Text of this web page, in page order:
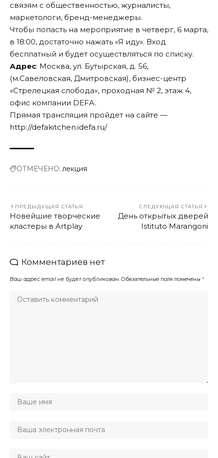
связям с общественностью, журналисты,
маркетологи, бренд-менеджеры.
Чтобы попасть на мероприятие в четверг, 6 марта,
в 18:00, достаточно нажать «Я иду». Вход
бесплатный и будет осуществляться по списку.
Адрес: Москва, ул. Бутырская, д. 56,
(м.Савеловская, Дмитровская), бизнес-центр
«Стрелецкая слобода», проходная № 2, этаж 4,
офис компании DEFA.
Прямая трансляция пройдет на сайте —
http://defakitchen.idefa.ru/
ОТМЕЧЕНО: лекция
ПРЕДЫДУЩАЯ СТАТЬЯ
Новейшие творческие
кластеры в Artplay
СЛЕДУЮЩАЯ СТАТЬЯ
День открытых дверей
Istituto Marangoni
Комментариев нет
Ваш адрес email не будет опубликован. Обязательные поля помечены *